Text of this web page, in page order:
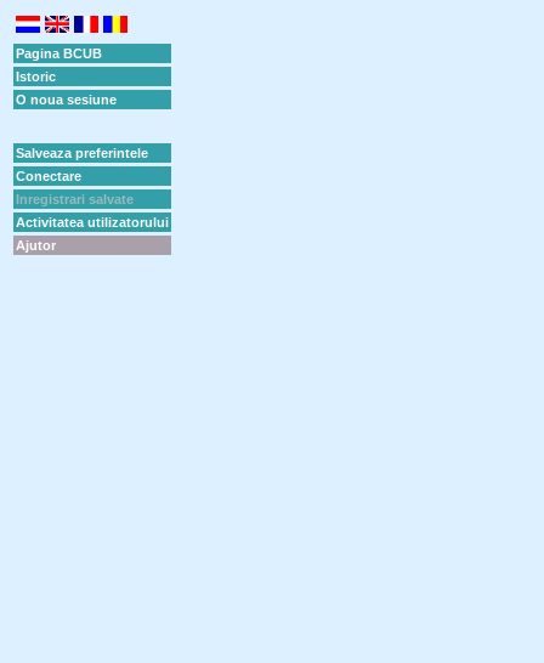
Pagina BCUB
Istoric
O noua sesiune
Salveaza preferintele
Conectare
Inregistrari salvate
Activitatea utilizatorului
Ajutor